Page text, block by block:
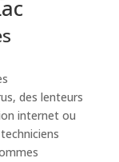
des lenteurs
internet ou